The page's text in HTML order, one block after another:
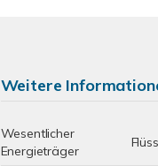
Weitere
Wesentlicher
Energieträger